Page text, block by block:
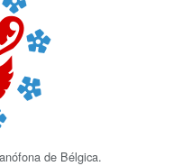
de Bélgica.